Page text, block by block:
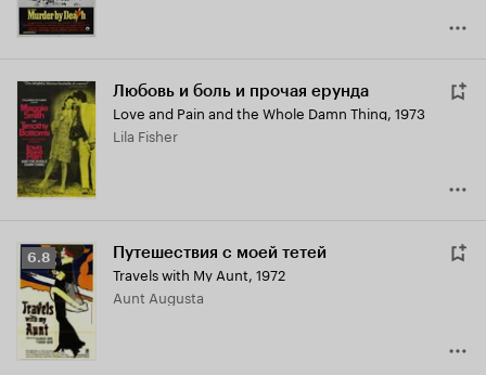
Любовь и боль и прочая ерунда
Love and Pain and the Whole Damn Thing, 1973
Lila Fisher
Рейтинг
Кинопоиска
6.8
6.8 Путешествия с моей тетей
Travels with My Aunt, 1972
Aunt Augusta